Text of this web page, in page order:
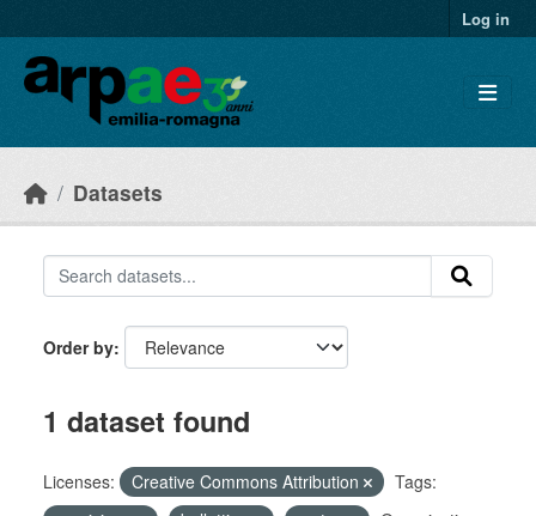
Log in
Datasets
Order by
1 dataset found
Licenses: Creative Commons Attribution
Tags: